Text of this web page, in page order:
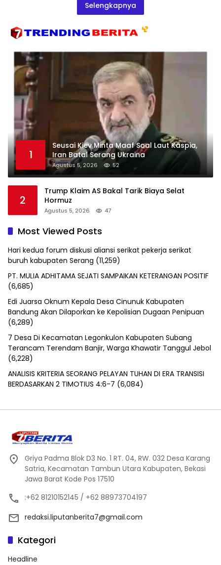
Selengkapnya
1
Seusai Kiev Minta Maaf Soal Laut Kaspia,
Iran Batal Serang Ukraina
Agustus 5, 2026 52
2
Trump Klaim AS Bakal Tarik Biaya Selat
Hormuz
Agustus 5, 2026 47
Most Viewed Posts
Hari kedua forum diskusi aliansi serikat pekerja serikat
buruh kabupaten Serang (11,259)
PT. MULIA ADHITAMA SEJATI SAMPAIKAN KETERANGAN POSITIF
(6,685)
Edi Juarsa Oknum Kepala Desa Cinunuk Kabupaten
Bandung Akan Dilaporkan ke Kepolisian Dugaan Penipuan
(6,289)
7 Desa Di Kecamatan Legonkulon Kabupaten Subang
Terancam Terendam Banjir, Warga Khawatir Tanggul Jebol
(6,228)
ANALISIS KRITERIA SEORANG PELAYAN TUHAN DI ERA TRANSISI
BERDASARKAN 2 TIMOTIUS 4:6-7 (6,084)
Griya Padma Blok D3 No. 1 RT. 04, RW. 032 Desa Karang
Satria, Kecamatan Tambun Utara Kabupaten, Bekasi
Jawa Barat Kode Pos 17510
:+62 81210152145 / +62 88973704197
redaksi.liputanberita7@gmail.com
Kategori
Headline